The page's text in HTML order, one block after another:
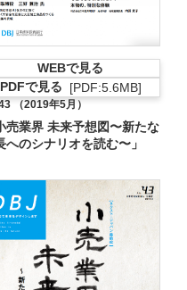
ィンドウで開きます
WEBで見る
PDFで見る
[PDF:5.6MB]
PDFファイルが新規
（2019年5月）
売業界 未来予想図〜新たな
へのシナリオを読む〜」